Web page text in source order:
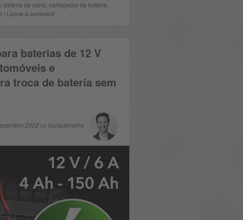
bateria de carro carregador de bateria
| Leave a comment
baterias de 12 V
e
troca de bateria sem
2022by louiscarvalho